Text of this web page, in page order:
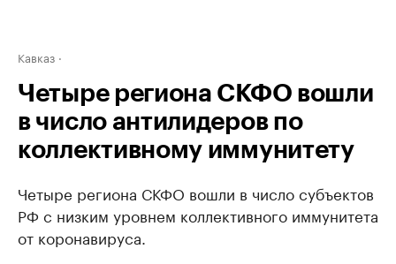
Кавказ
Четыре региона СКФО вошли
в число антилидеров по
коллективному иммунитету
Четыре региона СКФО вошли в число субъектов
РФ с низким уровнем коллективного иммунитета
от коронавируса.